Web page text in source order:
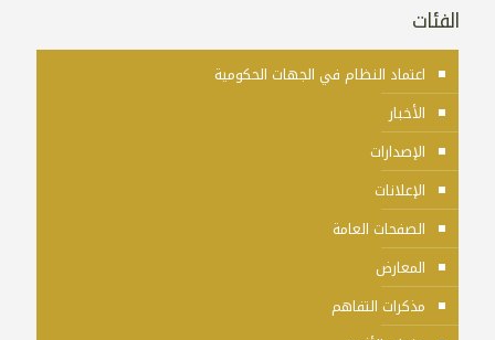
الفئات
اعتماد النظام في الجهات الحكومية
الأخبار
الإصدارات
الإعلانات
الصفحات العامة
المعارض
مذكرات التفاهم